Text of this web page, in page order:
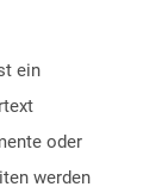
ein
oder
werden